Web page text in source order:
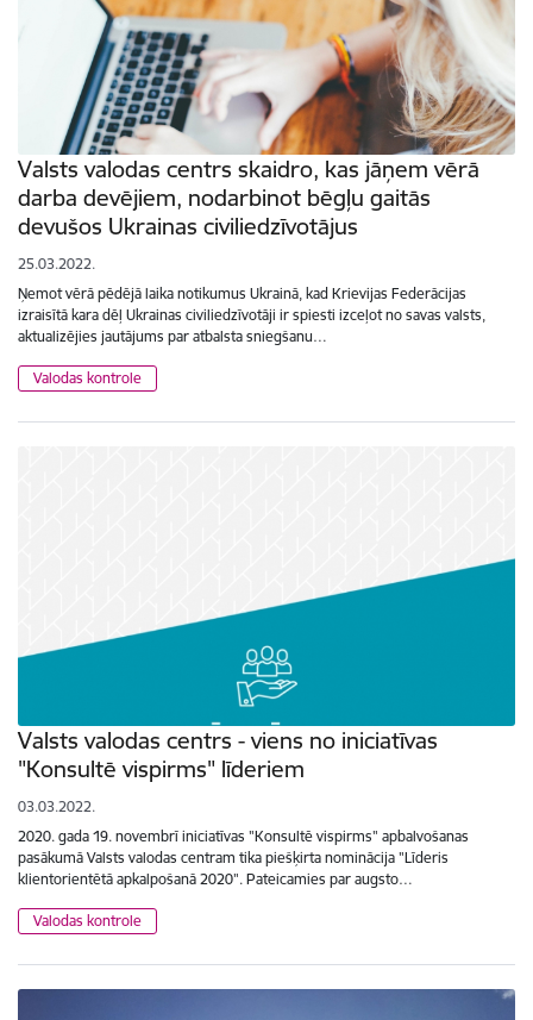
Valsts valodas centrs skaidro, kas jāņem vērā
darba devējiem, nodarbinot bēgļu gaitās
devušos Ukrainas civiliedzīvotājus
25.03.2022.
Ņemot vērā pēdējā laika notikumus Ukrainā, kad Krievijas Federācijas
izraisītā kara dēļ Ukrainas civiliedzīvotāji ir spiesti izceļot no savas valsts,
aktualizējies jautājums par atbalsta sniegšanu…
Valodas kontrole
Valsts valodas centrs - viens no iniciatīvas
"Konsultē vispirms" līderiem
03.03.2022.
2020. gada 19. novembrī iniciatīvas "Konsultē vispirms" apbalvošanas
pasākumā Valsts valodas centram tika piešķirta nominācija "Līderis
klientorientētā apkalpošanā 2020". Pateicamies par augsto…
Valodas kontrole